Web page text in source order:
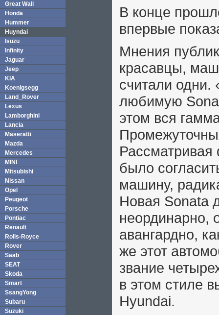
Great Wall
Honda
Hummer
Huyndai
Isuzu
Infinity
Jaguar
Jeep
KIA
Koenigsegg
Land_Rover
Lexus
Lamborghini
Lancia
Maseratti
Mazda
Mercedes
MINI
Mitsubishi
Nissan
Opel
Peugeot
Porsche
Pontiac
Renault
Rolls-Royce
Rover
Saab
SEAT
Skoda
Smart
SsangYong
Subaru
Suzuki
В конце
впервые
Мнения
красавцы,
считали одни.
любимую
этом вся
было
машину,
Новая Sonata
неординарно,
авангардно,
же этот
звание
в этом стиле
Hyundai.